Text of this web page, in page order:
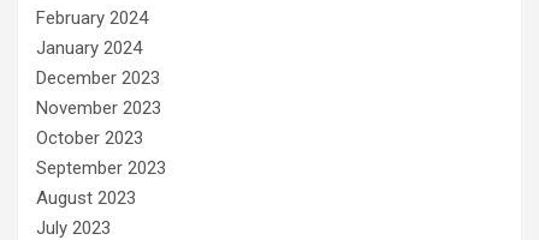
February 2024
January 2024
December 2023
November 2023
October 2023
September 2023
August 2023
July 2023